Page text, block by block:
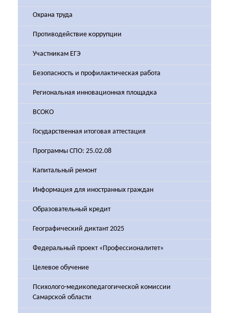
Охрана труда
Противодействие коррупции
Участникам ЕГЭ
Безопасность и профилактическая работа
Региональная инновационная площадка
ВСОКО
Государственная итоговая аттестация
Программы СПО: 25.02.08
Капитальный ремонт
Информация для иностранных граждан
Образовательный кредит
Географический диктант 2025
Федеральный проект «Профессионалитет»
Целевое обучение
Психолого-медикопедагогической комиссии
Самарской области